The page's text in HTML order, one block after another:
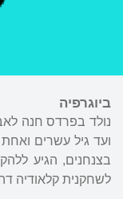
ביוגרפיה
נולד בפרדס חנה
ועד גיל עשרים
בצנחנים, הגיע
לשחקנית קלאודיה